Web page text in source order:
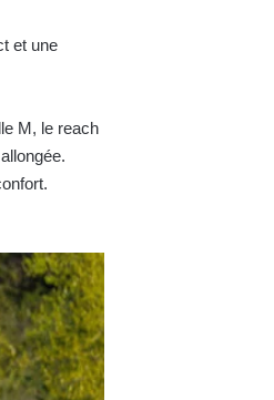
et une
M, le reach